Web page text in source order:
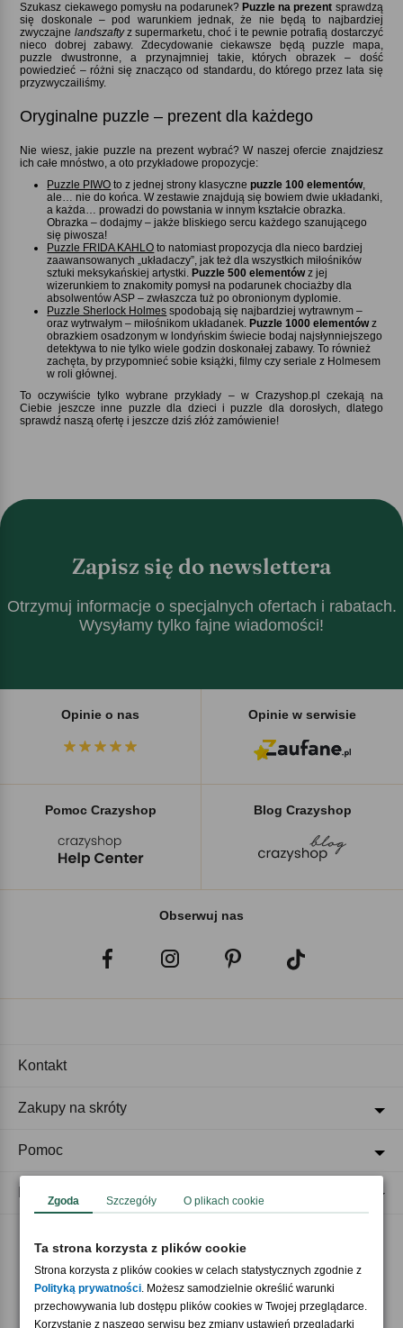
Szukasz ciekawego pomysłu na podarunek Puzzle na prezent sprawdzą
się doskonale – pod warunkiem jednak, że nie będą to najbardziej
zwyczajne landszaftyz supermarketu, choć i te pewnie potrafią dostarczyć
nieco dobrej zabawy. Zdecydowanie ciekawsze będą puzzle mapa,
puzzle dwustronne, a przynajmniej takie, których obrazek – dość
powiedzieć – różni się znacząco od standardu, do którego przez lata się
przyzwyczailiśmy.
Oryginalne puzzle – prezent dla każdego
Nie wiesz, jakie puzzle na prezent wybrać? W naszej ofercie znajdziesz
ich całe mnóstwo, a oto przykładowe propozycje:
Puzzle PIWO to z jednej strony klasycznepuzzle 100 elementów,
ale… nie do końca. W zestawie znajdują się bowiem dwie układanki,
a każda… prowadzi do powstania w innym kształcie obrazka.
Obrazka – dodajmy – jakże bliskiego sercu każdego szanującego
się piwosza!
Puzzle FRIDA KAHLO to natomiast propozycja dla nieco bardziej
zaawansowanych „układaczy”, jak też dla wszystkich miłośników
sztuki meksykańskiej artystki. Puzzle 500 elementówz jej
wizerunkiem to znakomity pomysł na podarunek chociażby dla
absolwentów ASP – zwłaszcza tuż po obronionym dyplomie.
Puzzle Sherlock Holmes spodobają się najbardziej wytrawnym –
oraz wytrwałym – miłośnikom układanek. Puzzle 1000 elementówz
obrazkiem osadzonym w londyńskim świecie bodaj najsłynniejszego
detektywa to nie tylko wiele godzin doskonałej zabawy. To również
zachęta, by przypomnieć sobie książki, filmy czy seriale z Holmesem
w roli głównej.
To oczywiście tylko wybrane przykłady – w Crazyshop.pl czekają na
Ciebie jeszcze inne puzzle dla dzieci i puzzle dla dorosłych, dlatego
sprawdź naszą ofertę i jeszcze dziś złóż zamówienie!
Zapisz się do newslettera
Otrzymuj informacje o specjalnych ofertach i rabatach.
Wysyłamy tylko fajne wiadomości!
Opinie o nas Opinie w serwisie
Pomoc Crazyshop Blog Crazyshop
Obserwuj nas
Akceptujemy płatności
Kontakt
Zakupy na skróty
Pomoc
Regulaminy
Zgoda Szczegóły O plikach cookie
Ta strona korzysta z plików cookie
Strona korzysta z plików cookies w celach statystycznych zgodnie z
Polityką prywatności. Możesz samodzielnie określić warunki
przechowywania lub dostępu plików cookies w Twojej przeglądarce.
Korzystanie z naszego serwisu bez zmiany ustawień przeglądarki